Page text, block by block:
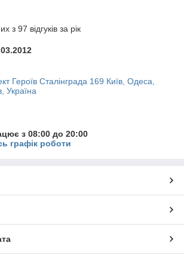
з 97 відгуків за рік
Героїв Сталінграда 169 Київ, Одеса,
Україна
з 08:00 до 20:00
графік роботи